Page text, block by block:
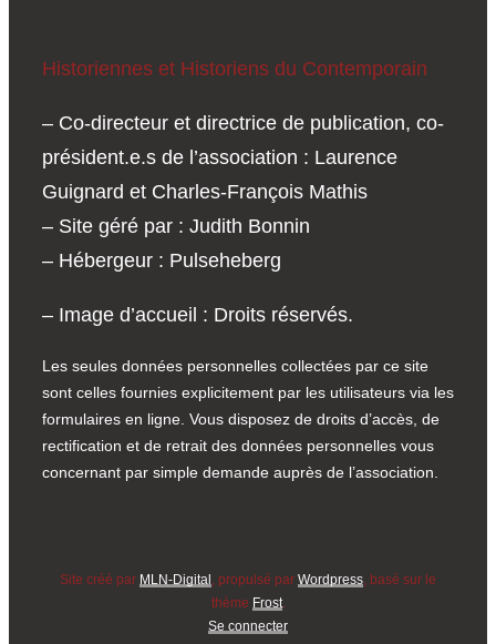
Historiennes et Historiens du Contemporain
– Co-directeur et directrice de publication, co-
président.e.s de l’association : Laurence
Guignard et Charles-François Mathis
– Site géré par : Judith Bonnin
– Hébergeur : Pulseheberg
– Image d’accueil : Droits réservés.
Les seules données personnelles collectées par ce site
sont celles fournies explicitement par les utilisateurs via les
formulaires en ligne. Vous disposez de droits d’accès, de
rectification et de retrait des données personnelles vous
concernant par simple demande auprès de l’association.
Site créé par MLN-Digital, propulsé par Wordpress, basé sur le
thème Frost.
Se connecter